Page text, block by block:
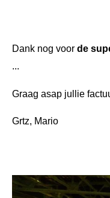
Dank nog voor de
...
Graag asap jullie
Grtz, Mario